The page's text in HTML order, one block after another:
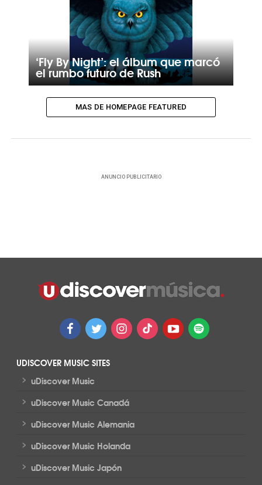
‘Fly By Night’: el álbum que marcó
el rumbo futuro de Rush
MAS DE HOMEPAGE FEATURED
ANUNCIO PUBLICITARIO
UDISCOVER MUSIC SITES
> uDiscover Music
> uDiscover Music Canadá
> uDiscover Music Alemania
> uDiscover Music Holanda
> uDiscover Music Japón